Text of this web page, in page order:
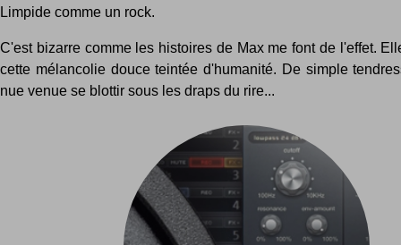
Limpide comme un rock.
C'est bizarre comme les histoires de Max me font de l'effet.
cette mélancolie douce teintée d'humanité. De simple
nue venue se blottir sous les draps du rire...